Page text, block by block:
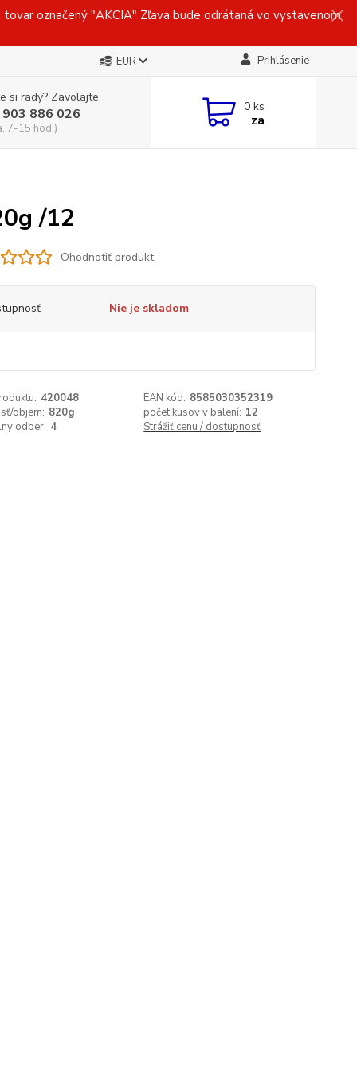
označený "AKCIA" Zľava bude odrátaná vo vystavenom
EUR Prihlásenie
si rady? Zavolajte.
886 026
7-15 hod.)
0 ks
za
/12
Ohodnotiť produkt
Nie je skladom
420048 EAN kód: 8585030352319
objem: 820g počet kusov v balení: 12
odber: 4 Strážiť cenu / dostupnosť